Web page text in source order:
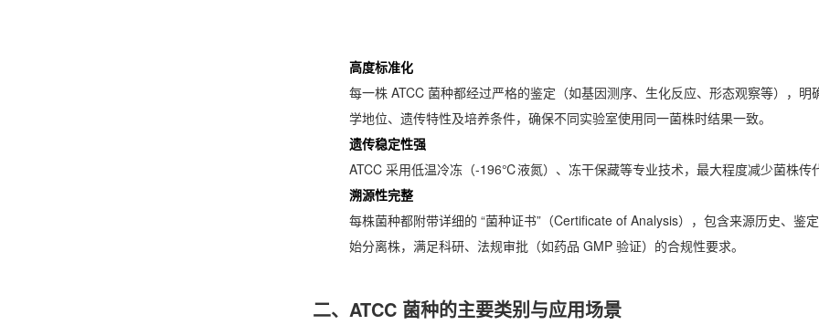
高度标准化
每一株 ATCC 菌种都经过严格的鉴定（如基因测序、生化反应、形态观察等），
学地位、遗传特性及培养条件，确保不同实验室使用同一菌株时结果一致。
遗传稳定性强
ATCC 采用低温冷冻（-196℃液氮）、冻干保藏等专业技术，最大程度减少菌株
溯源性完整
每株菌种都附带详细的 “菌种证书”（Certificate of Analysis），包含来源历史、
始分离株，满足科研、法规审批（如药品 GMP 验证）的合规性要求。
二、ATCC 菌种的主要类别与应用场景